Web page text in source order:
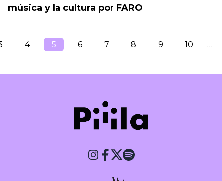
música y la cultura por FARO
4 5 6 7 8 9 10 …